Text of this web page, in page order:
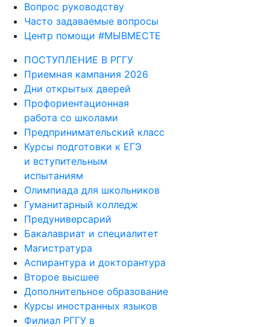
Вопрос руководству
Часто задаваемые вопросы
Центр помощи #МЫВМЕСТЕ
ПОСТУПЛЕНИЕ В РГГУ
Приемная кампания 2026
Дни открытых дверей
Профориентационная
работа со школами
Предпринимательский класс
Курсы подготовки к ЕГЭ
и вступительным
испытаниям
Олимпиада для школьников
Гуманитарный колледж
Предуниверсарий
Бакалавриат и специалитет
Магистратура
Аспирантура и докторантура
Второе высшее
Дополнительное образование
Курсы иностранных языков
Филиал РГГУ в